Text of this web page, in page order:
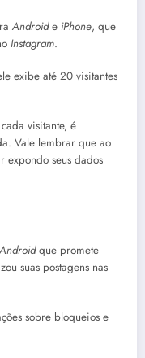
Androide iPhone, que
Instagram.
exibe até 20 visitantes
visitante, é
Vale lembrar que ao
expondo seus dados
Androidque promete
suas postagens nas
sobre bloqueios e